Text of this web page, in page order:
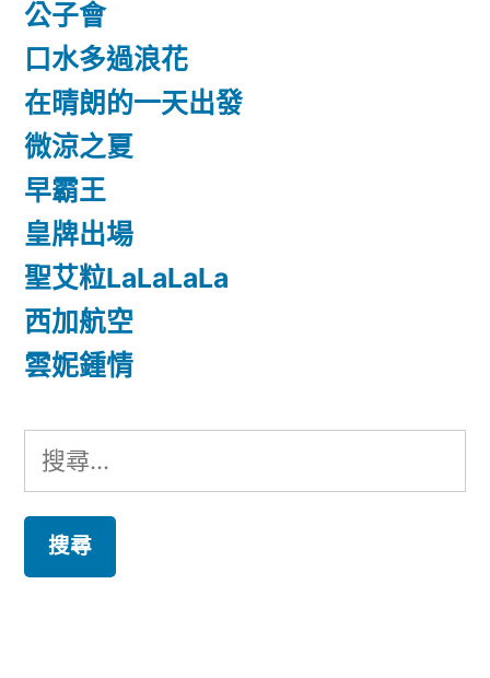
公子會
口水多過浪花
在晴朗的一天出發
微涼之夏
早霸王
皇牌出場
聖艾粒LaLaLaLa
西加航空
雲妮鍾情
搜
尋
鍵